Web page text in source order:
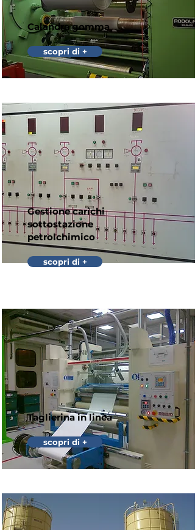
Calandra gomma
scopri di +
Gestione carichi
sottostazione
petrolchimico
scopri di +
Taglierina in linea
scopri di +